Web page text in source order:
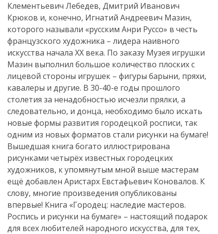
Клементьевич Лебедев, Дмитрий Иванович
Крюков и, конечно, Игнатий Андреевич Мазин,
которого называли «русским Анри Руссо» в честь
французского художника – лидера наивного
искусства начала ХХ века. По заказу Музея игрушки
Мазин выполнил большое количество плоских с
лицевой стороны игрушек – фигуры барыни, пряхи,
кавалеры и другие. В 30-40-е годы прошлого
столетия за ненадобностью исчезли прялки, а
следовательно, и донца, необходимо было искать
новые формы развития городецкой росписи, так
одним из новых форматов стали рисунки на бумаге!
Вышедшая книга богато иллюстрирована
рисунками четырёх известных городецких
художников, к упомянутым мной выше мастерам
ещё добавлен Аристарх Евстафьевич Коновалов. К
слову, многие произведения опубликованы
впервые! Книга «Городец: наследие мастеров.
Роспись и рисунки на бумаге» – настоящий подарок
для всех любителей народного искусства, для тех,